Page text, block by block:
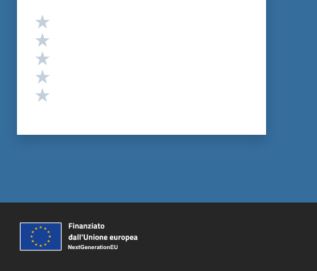
Valutazione